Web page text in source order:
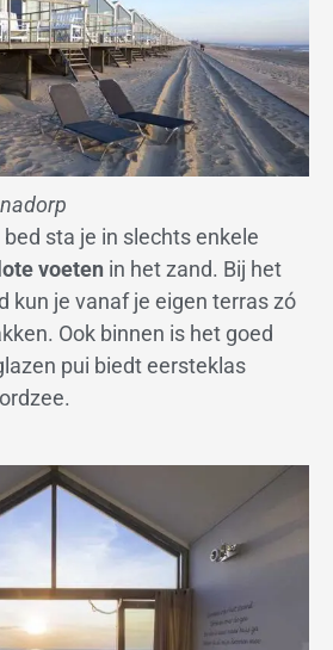
sta je in slechts enkele
voeten in het zand. Bij het
kun je vanaf je eigen terras zó
Ook binnen is het goed
pui biedt eersteklas